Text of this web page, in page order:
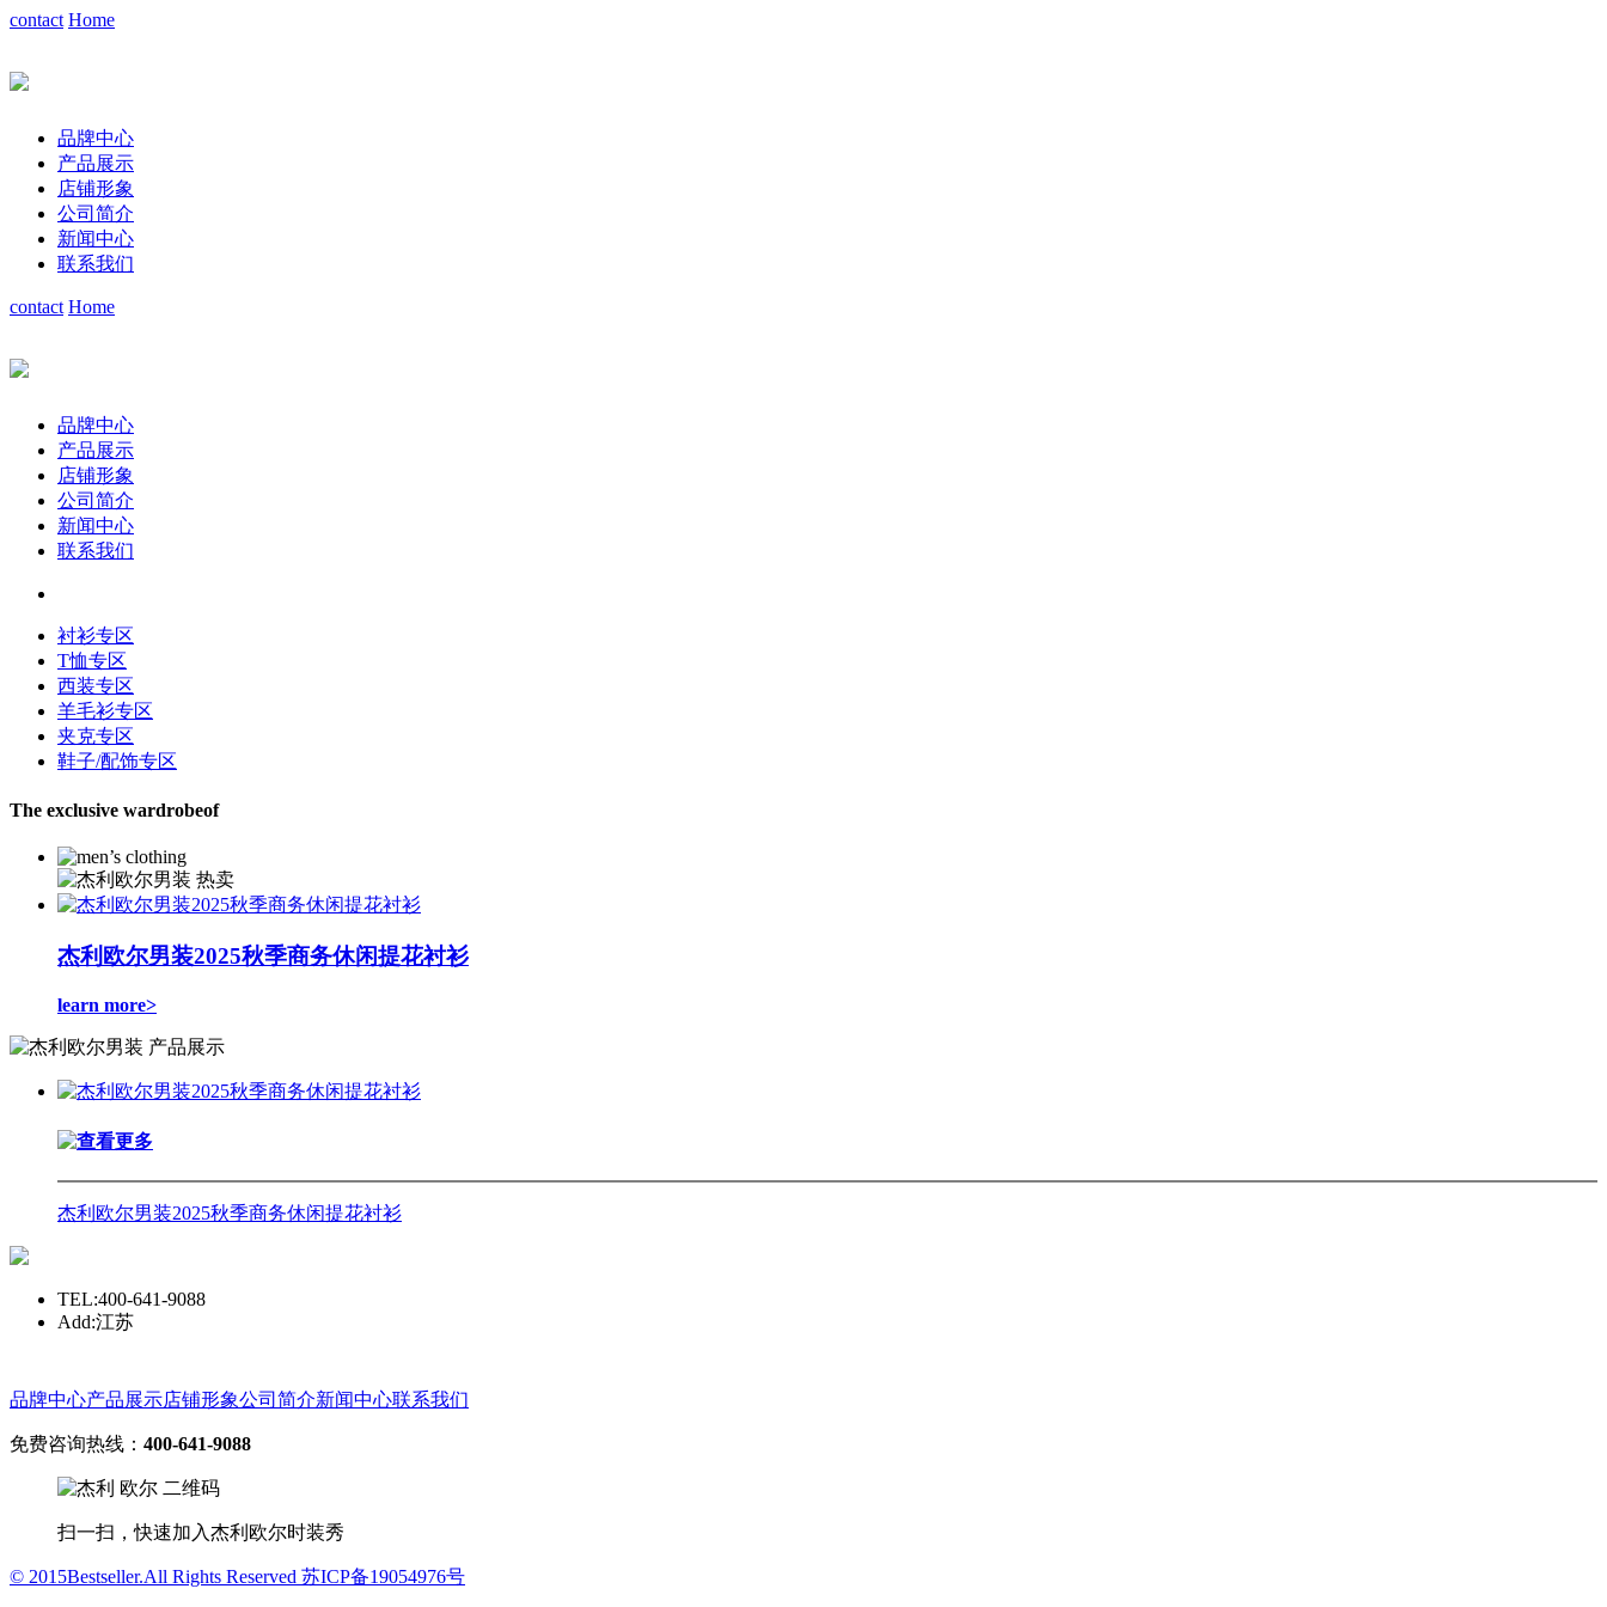
contact Home
品牌中心
产品展示
店铺形象
公司简介
新闻中心
联系我们
contact Home
品牌中心
产品展示
店铺形象
公司简介
新闻中心
联系我们
衬衫专区
T恤专区
西装专区
羊毛衫专区
夹克专区
鞋子/配饰专区
The exclusive wardrobeof
杰利欧尔男装2025秋季商务休闲提花衬衫
learn more>
杰利欧尔男装2025秋季商务休闲提花衬衫
TEL:400-641-9088
Add:江苏
品牌中心产品展示店铺形象公司简介新闻中心联系我们
免费咨询热线： 400-641-9088
扫一扫，快速加入杰利欧尔时装秀
© 2015Bestseller.All Rights Reserved 苏ICP备19054976号